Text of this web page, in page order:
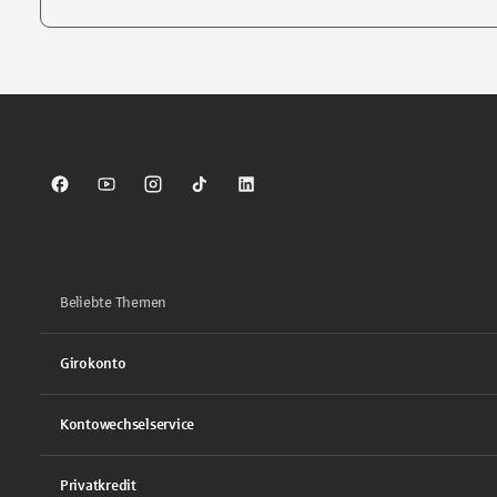
Sparkasse auf Facebook
Sparkasse auf Youtube
Sparkasse auf Instagram
Sparkasse auf TikTok
Sparkasse auf LinkedIn
Beliebte Themen
Girokonto
Kontowechselservice
Privatkredit